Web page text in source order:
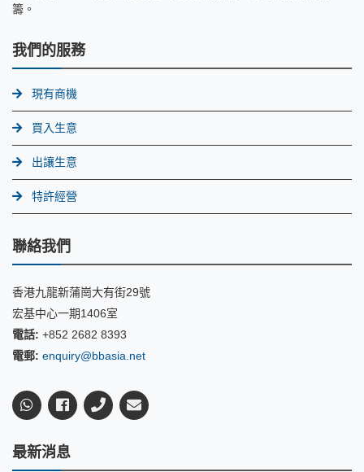
籌。
我們的服務
現有商機
買入生意
出讓生意
特許經營
聯絡我們
香港九龍新蒲崗大有街29號
宏基中心一期1406室
電話: +852 2682 8393
電郵: enquiry@bbasia.net
最新消息